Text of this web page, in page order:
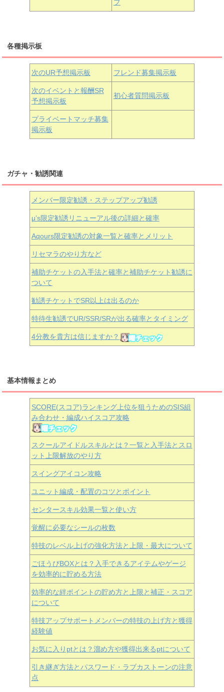
黒澤ダイヤ
朝香果林 近江彼方 エマ・ヴェルデ
プ
各種掲示板
次のUR予想掲示板 フレンド募集掲示板
次のイベントと報酬SR
予想掲示板
初心者質問掲示板
プライベートマッチ募集
掲示板
ガチャ・勧誘関連
メンバー限定勧誘・ステップアップ勧誘
μ’s限定勧誘リニューアル後の詳細と確率
Aqours限定勧誘の対象一覧と確率とメリット
リセマラのやり方など
補助チケットの入手法と確率と補助チケット勧誘に
ついて
勧誘チケットでSR以上は出るのか
特待生勧誘でUR/SSR/SRが出る確率とタイミング
4分教を貴方は信じますか？
基本情報まとめ
SCORE(スコア)ランキング上位を狙うためのSIS組
み合わせ・編成ハイスコア攻略
スクールアイドルスキルとは？一覧と入手法とスロ
ット上限解放のやり方
スイングアイコン攻略
ユニット編成・配置のコツとポイント
センタースキル効果一覧と使い方
覚醒に必要なシールの枚数
特技のレベル上げの強化方法と上限・最大について
ごほうびBOXとは？入手できるアイテムやゲージ
を効率的に貯める方法
効率的な絆ポイントの貯め方と上限と補正・スコア
について
特技アップサポートメンバーの特技の上げ方と獲得
経験値
お気に入りptとは？溜め方や獲得出来るptについて
引き継ぎ方法とパスワード・ラブカストーンの注意
点